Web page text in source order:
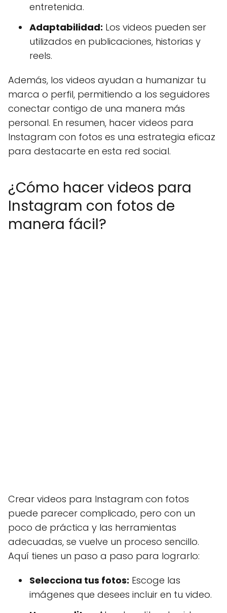
entretenida.
Adaptabilidad: Los videos pueden ser
utilizados en publicaciones, historias y
reels.
Además, los videos ayudan a humanizar tu
marca o perfil, permitiendo a los seguidores
conectar contigo de una manera más
personal. En resumen, hacer videos para
Instagram con fotos es una estrategia eficaz
para destacarte en esta red social.
¿Cómo hacer videos para
Instagram con fotos de
manera fácil?
Crear videos para Instagram con fotos
puede parecer complicado, pero con un
poco de práctica y las herramientas
adecuadas, se vuelve un proceso sencillo.
Aquí tienes un paso a paso para lograrlo:
Selecciona tus fotos: Escoge las
imágenes que desees incluir en tu video.